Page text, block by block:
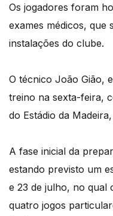
Os jogadores foram
exames médicos, que
instalações do clube.
O técnico João Gião,
treino na sexta-feira,
do Estádio da
A fase inicial da
estando previsto um
e 23 de julho, no qual
quatro jogos